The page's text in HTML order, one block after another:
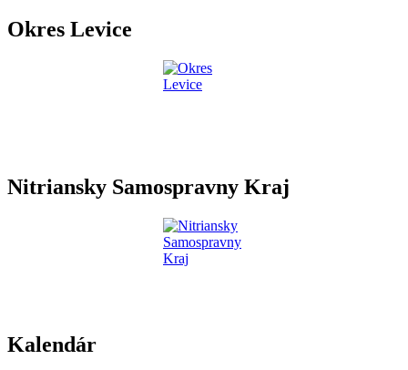
Okres Levice
Nitriansky Samospravny Kraj
Kalendár